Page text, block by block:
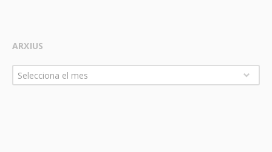
ARXIUS
Arxius
Selecciona el mes